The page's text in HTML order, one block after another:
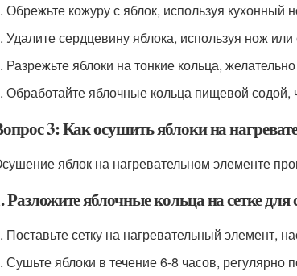
Обрежьте кожуру с яблок, используя кухонный
Удалите сердцевину яблока, используя нож
Разрежьте яблоки на тонкие кольца,
Обработайте яблочные кольца пищевой содой,
3: Как осушить яблоки на
яблок на нагревательном элементе
Разложите яблочные кольца на сетке
Поставьте сетку на нагревательный элемент,
Сушьте яблоки в течение 6-8 часов,